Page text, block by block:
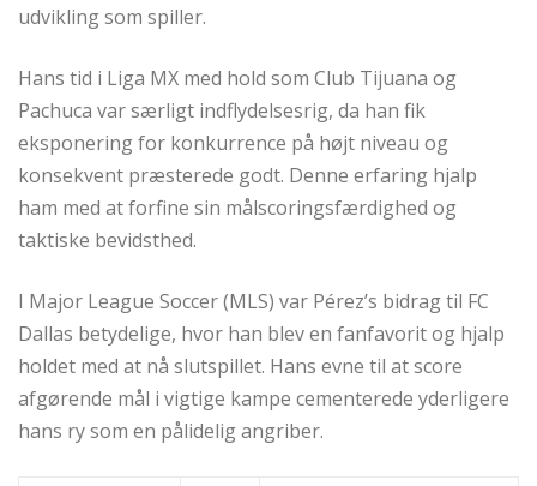
udvikling som spiller.
Hans tid i Liga MX med hold som Club Tijuana og
Pachuca var særligt indflydelsesrig, da han fik
eksponering for konkurrence på højt niveau og
konsekvent præsterede godt. Denne erfaring hjalp
ham med at forfine sin målscoringsfærdighed og
taktiske bevidsthed.
I Major League Soccer (MLS) var Pérez’s bidrag til FC
Dallas betydelige, hvor han blev en fanfavorit og hjalp
holdet med at nå slutspillet. Hans evne til at score
afgørende mål i vigtige kampe cementerede yderligere
hans ry som en pålidelig angriber.